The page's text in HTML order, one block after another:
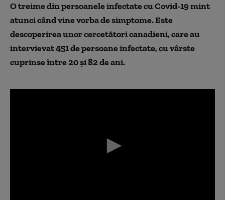
O treime din persoanele infectate cu Covid-19 mint
atunci când vine vorba de simptome. Este
descoperirea unor cercetători canadieni, care au
intervievat 451 de persoane infectate, cu vârste
cuprinse între 20 şi 82 de ani.